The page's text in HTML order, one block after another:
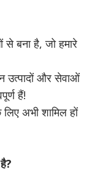
बना है, जो हमारे
उत्पादों और सेवाओं
हैं!
अभी शामिल हों